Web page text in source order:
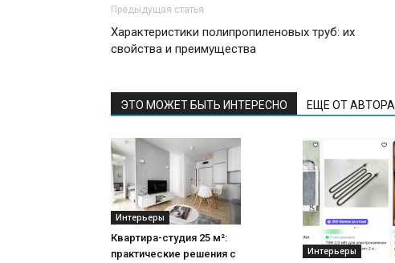
Предыдущая статья
Характеристики полипропиленовых труб: их
свойства и преимущества
ЭТО МОЖЕТ БЫТЬ ИНТЕРЕСНО ЕЩЕ ОТ АВТОРА
Интерьеры
Квартира-студия 25 м²:
практические решения с
Интерьеры